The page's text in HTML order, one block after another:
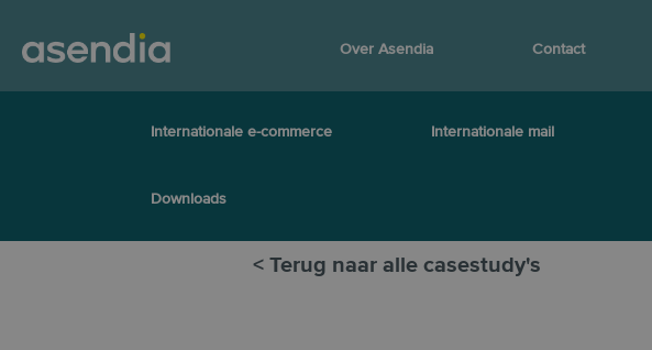
Over Asendia Contact
Internationale e-commerce Internationale mail
Downloads
< Terug naar alle casestudy's